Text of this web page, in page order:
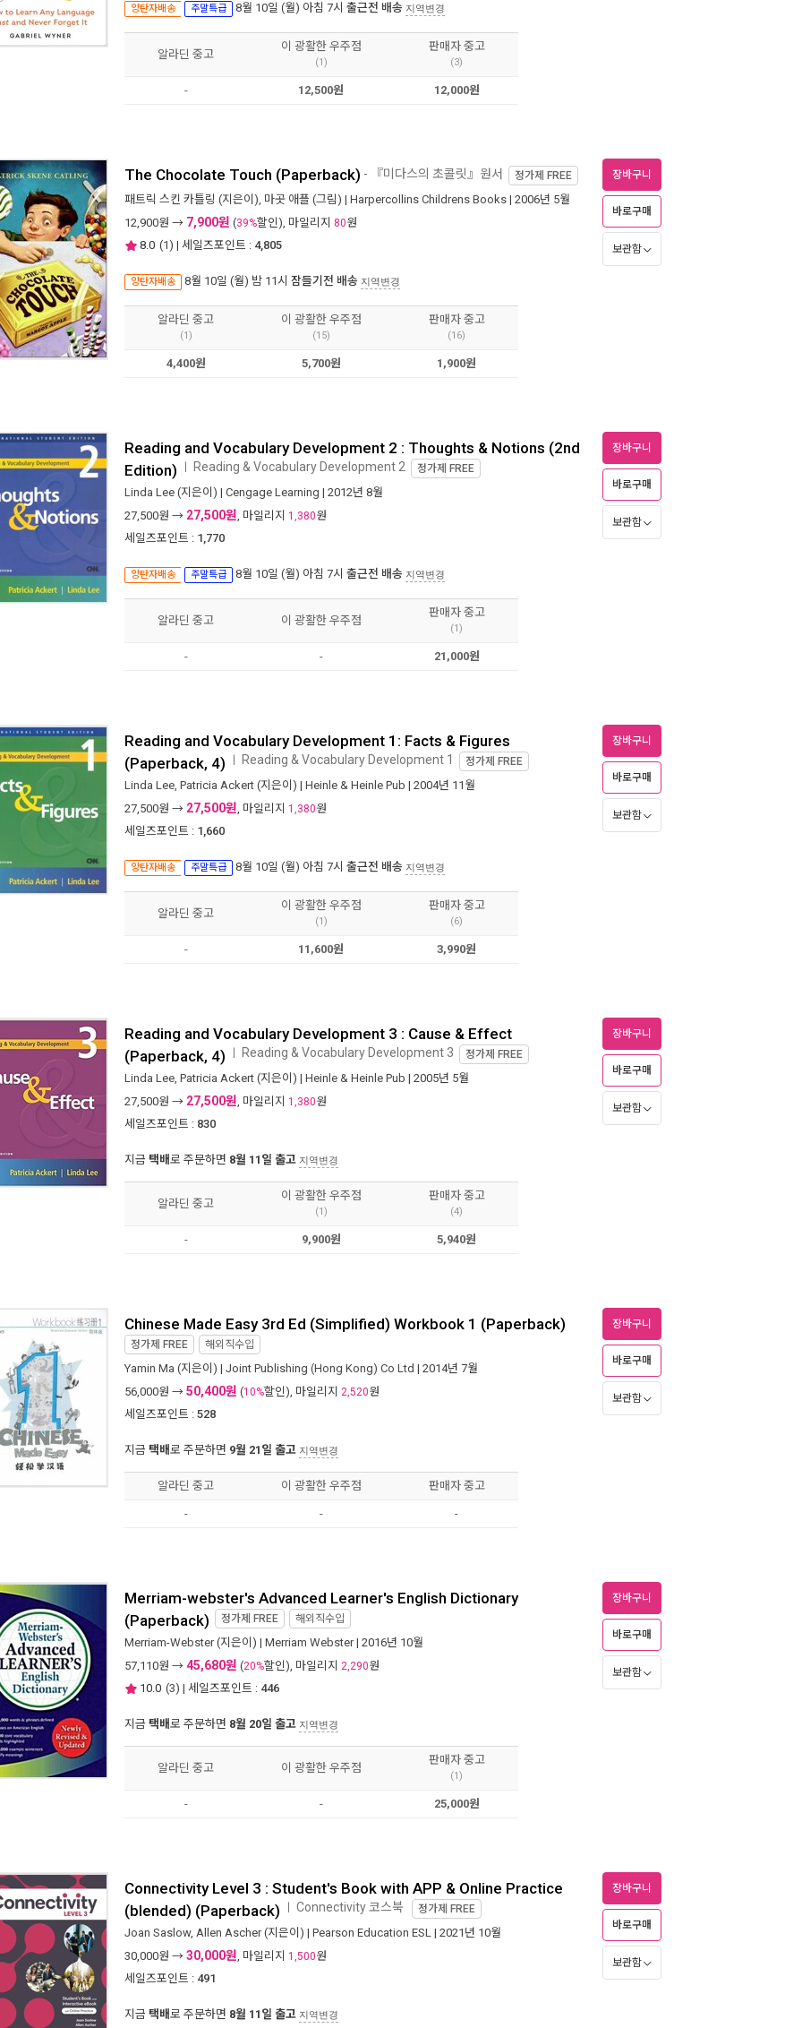
양탄자배송 주말특급 8월 10일 (월) 아침 7시 출근전 배송 지역변경
알라딘 중고
이 광활한 우주점
(1)
판매자 중고
(3)
- 12,500원 12,000원
The Chocolate Touch (Paperback) - 『미다스의 초콜릿』원서 정가제 FREE
패트릭 스킨 카틀링 (지은이), 마곳 애플 (그림) | Harpercollins Childrens Books | 2006년 5월
12,900원 → 7,900원 (39%할인), 마일리지 80원
8.0 (1) | 세일즈포인트 : 4,805
양탄자배송 8월 10일 (월) 밤 11시 잠들기전 배송 지역변경
장바구니
바로구매
보관함
알라딘 중고
(1)
이 광활한 우주점
(15)
판매자 중고
(16)
4,400원 5,700원 1,900원
Reading and Vocabulary Development 2 : Thoughts & Notions (2nd
Edition) Reading & Vocabulary Development 2 정가제 FREE
Linda Lee (지은이) | Cengage Learning | 2012년 8월
27,500원 → 27,500원, 마일리지 1,380원
세일즈포인트 : 1,770
양탄자배송 주말특급 8월 10일 (월) 아침 7시 출근전 배송 지역변경
장바구니
바로구매
보관함
알라딘 중고 이 광활한 우주점
판매자 중고
(1)
- - 21,000원
Reading and Vocabulary Development 1: Facts & Figures
(Paperback, 4) Reading & Vocabulary Development 1 정가제 FREE
Linda Lee, Patricia Ackert (지은이) | Heinle & Heinle Pub | 2004년 11월
27,500원 → 27,500원, 마일리지 1,380원
세일즈포인트 : 1,660
양탄자배송 주말특급 8월 10일 (월) 아침 7시 출근전 배송 지역변경
장바구니
바로구매
보관함
알라딘 중고
이 광활한 우주점
(1)
판매자 중고
(6)
- 11,600원 3,990원
Reading and Vocabulary Development 3 : Cause & Effect
(Paperback, 4) Reading & Vocabulary Development 3 정가제 FREE
Linda Lee, Patricia Ackert (지은이) | Heinle & Heinle Pub | 2005년 5월
27,500원 → 27,500원, 마일리지 1,380원
세일즈포인트 : 830
지금 택배로 주문하면 8월 11일 출고 지역변경
장바구니
바로구매
보관함
알라딘 중고
이 광활한 우주점
(1)
판매자 중고
(4)
- 9,900원 5,940원
Chinese Made Easy 3rd Ed (Simplified) Workbook 1 (Paperback)
정가제 FREE 해외직수입
Yamin Ma (지은이) | Joint Publishing (Hong Kong) Co Ltd | 2014년 7월
56,000원 → 50,400원 (10%할인), 마일리지 2,520원
세일즈포인트 : 528
지금 택배로 주문하면 9월 21일 출고 지역변경
장바구니
바로구매
보관함
알라딘 중고 이 광활한 우주점 판매자 중고
- - -
Merriam-webster's Advanced Learner's English Dictionary
(Paperback) 정가제 FREE 해외직수입
Merriam-Webster(지은이) | Merriam Webster| 2016년 10월
57,110원 → 45,680원 (20%할인), 마일리지 2,290원
10.0 (3) | 세일즈포인트 : 446
지금 택배로 주문하면 8월 20일 출고 지역변경
장바구니
바로구매
보관함
알라딘 중고 이 광활한 우주점
판매자 중고
(1)
- - 25,000원
Connectivity Level 3 : Student's Book with APP & Online Practice
(blended) (Paperback) Connectivity 코스북 정가제 FREE
Joan Saslow, Allen Ascher(지은이) | Pearson Education ESL | 2021년 10월
30,000원 → 30,000원, 마일리지 1,500원
세일즈포인트 : 491
지금 택배로 주문하면 8월 11일 출고 지역변경
장바구니
바로구매
보관함